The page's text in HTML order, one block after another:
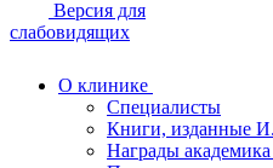
Версия для
слабовидящих
О клинике
Специалисты
Книги, изданные
Награды